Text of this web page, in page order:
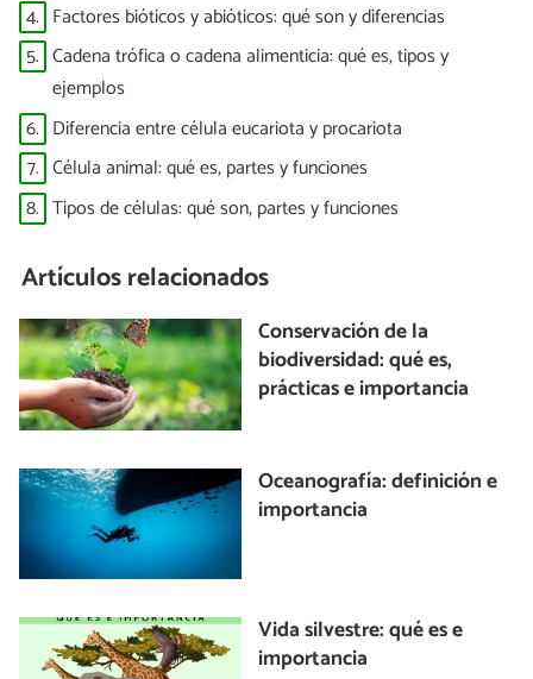
4. Factores bióticos y abióticos: qué son y diferencias
5. Cadena trófica o cadena alimenticia: qué es, tipos y
ejemplos
6. Diferencia entre célula eucariota y procariota
7. Célula animal: qué es, partes y funciones
8. Tipos de células: qué son, partes y funciones
Artículos relacionados
Conservación de la
biodiversidad: qué es,
prácticas e importancia
Oceanografía: definición e
importancia
Vida silvestre: qué es e
importancia